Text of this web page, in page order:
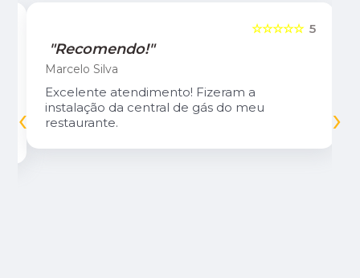
5
☆☆☆☆☆
"Recomendo!"
Marcelo Silva
Excelente atendimento! Fizeram a
instalação da central de gás do meu
restaurante.
‹ ›